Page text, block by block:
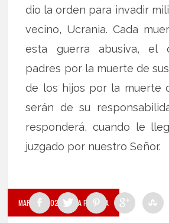
dio la orden para invadir
vecino, Ucrania. Cada
esta guerra abusiva, el
padres por la muerte de
de los hijos por la muerte
serán de su
responderá, cuando le
juzgado por nuestro Señor.
MARZO 1, 2022 BY LA PALABRA